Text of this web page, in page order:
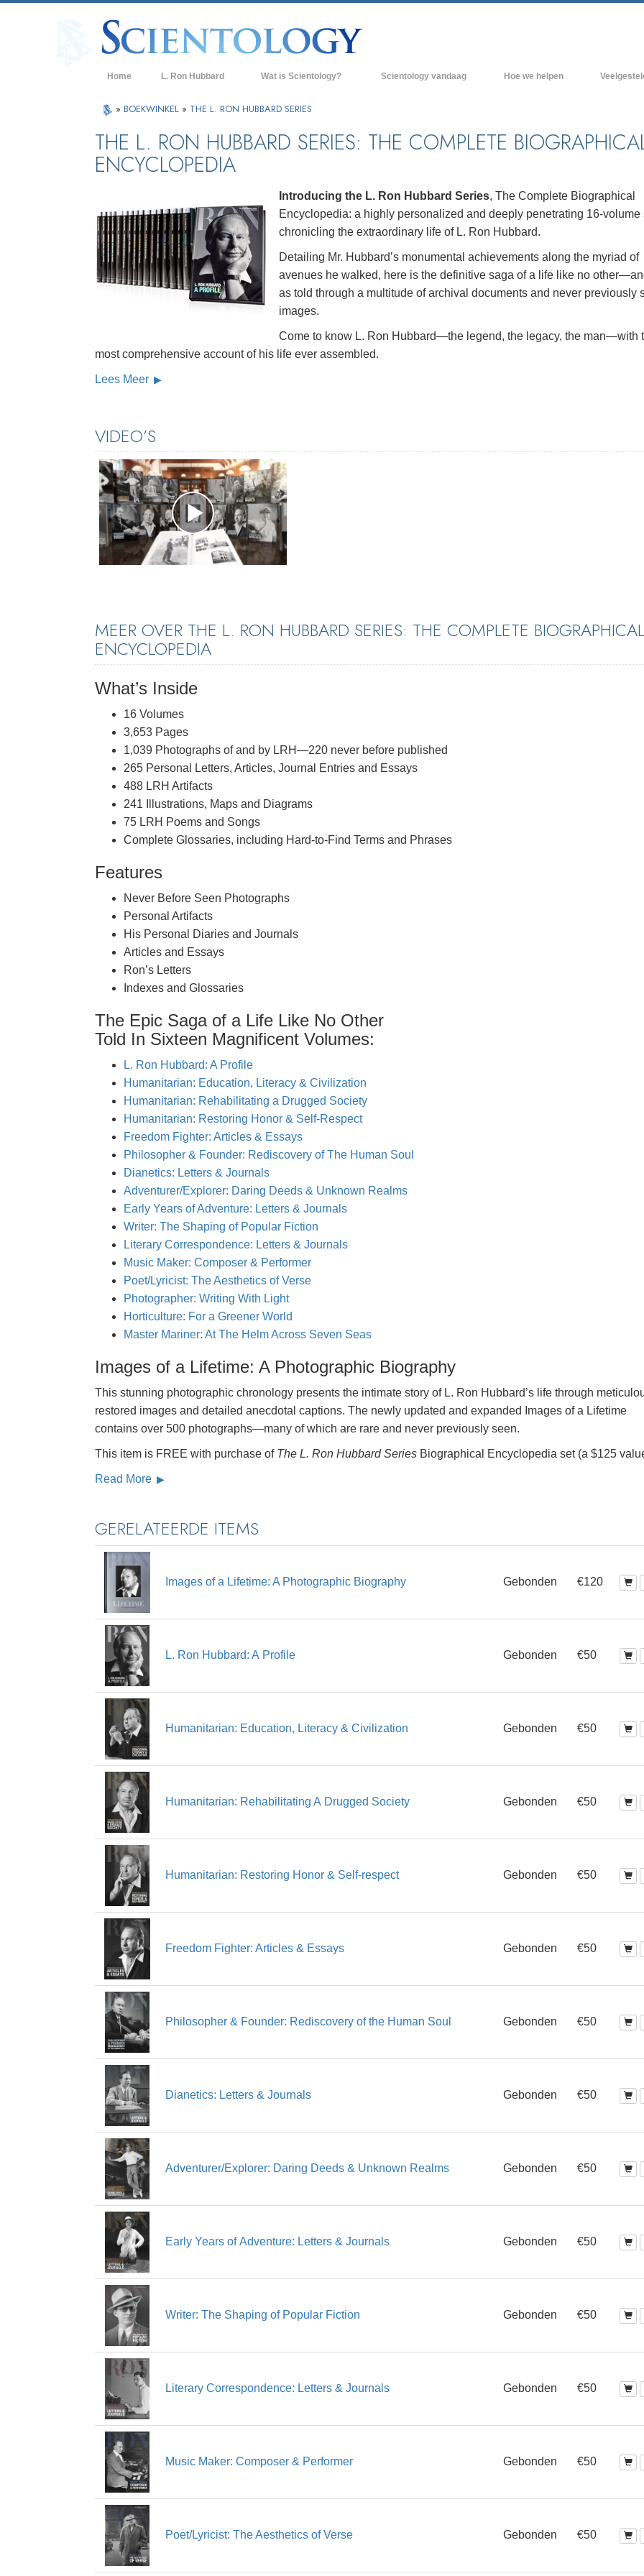
Home L. Ron Hubbard Wat is Scientology?
Overtuigingen & Praktijken
Maak kennis met een scientoloog
Binnen in een Kerk
De Grondbeginselen van Scientology
Een Inleiding tot Dianetics
Liefde en Haat –
Wat is Grootheid?
Scientology vandaag
Freewinds
Scientology beschikbaar maken voor de
David Miscavige - Kerkelijk Leider van
Hoe we helpen
De
» BOEKWINKEL » THE L. RON HUBBARD SERIES
THE L. RON HUBBARD SERIES: THE COMPLETE
ENCYCLOPEDIA
Introducing the L. Ron Hubbard Series, The Complete Biographical
Encyclopedia: a highly personalized and deeply penetrating 16-volume
chronicling the extraordinary life of L. Ron Hubbard.
Detailing Mr. Hubbard’s monumental achievements along the myriad of
avenues he walked, here is the definitive saga of a life like no
as told through a multitude of archival documents and never previously
images.
Come to know L. Ron Hubbard—the legend, the legacy, the man—with
most comprehensive account of his life ever assembled.
Lees Meer
VIDEO’S
MEER OVER THE L. RON HUBBARD SERIES: THE COMPLETE BIOGRAPHICAL
ENCYCLOPEDIA
What’s Inside
16 Volumes
3,653 Pages
1,039 Photographs of and by LRH—220 never before published
265 Personal Letters, Articles, Journal Entries and Essays
488 LRH Artifacts
241 Illustrations, Maps and Diagrams
75 LRH Poems and Songs
Complete Glossaries, including Hard-to-Find Terms and Phrases
Features
Never Before Seen Photographs
Personal Artifacts
His Personal Diaries and Journals
Articles and Essays
Ron’s Letters
Indexes and Glossaries
The Epic Saga of a Life Like No Other
Told In Sixteen Magnificent Volumes:
L. Ron Hubbard: A Profile
Humanitarian: Education, Literacy & Civilization
Humanitarian: Rehabilitating a Drugged Society
Humanitarian: Restoring Honor & Self-Respect
Freedom Fighter: Articles & Essays
Philosopher & Founder: Rediscovery of The Human Soul
Dianetics: Letters & Journals
Adventurer/Explorer: Daring Deeds & Unknown Realms
Early Years of Adventure: Letters & Journals
Writer: The Shaping of Popular Fiction
Literary Correspondence: Letters & Journals
Music Maker: Composer & Performer
Poet/Lyricist: The Aesthetics of Verse
Photographer: Writing With Light
Horticulture: For a Greener World
Master Mariner: At The Helm Across Seven Seas
Images of a Lifetime: A Photographic Biography
This stunning photographic chronology presents the intimate story of L. Ron Hubbard’s life through
restored images and detailed anecdotal captions. The newly updated and expanded Images of a Lifetime
contains over 500 photographs—many of which are rare and never previously seen.
This item is FREE with purchase of The L. Ron Hubbard Series Biographical Encyclopedia set (a $125
Read More
GERELATEERDE ITEMS
Images of a Lifetime: A Photographic Biography Gebonden €120
L. Ron Hubbard: A Profile Gebonden €50
Humanitarian: Education, Literacy & Civilization Gebonden €50
Humanitarian: Rehabilitating A Drugged Society Gebonden €50
Humanitarian: Restoring Honor & Self-respect Gebonden €50
Freedom Fighter: Articles & Essays Gebonden €50
Philosopher & Founder: Rediscovery of the Human Soul Gebonden €50
Dianetics: Letters & Journals Gebonden €50
Adventurer/Explorer: Daring Deeds & Unknown Realms Gebonden €50
Early Years of Adventure: Letters & Journals Gebonden €50
Writer: The Shaping of Popular Fiction Gebonden €50
Literary Correspondence: Letters & Journals Gebonden €50
Music Maker: Composer & Performer Gebonden €50
Poet/Lyricist: The Aesthetics of Verse Gebonden €50